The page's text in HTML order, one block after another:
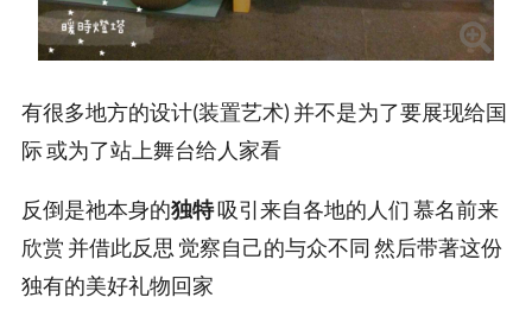
有很多地方的设计(装置艺术) 并不是为了要展现给国
际 或为了站上舞台给人家看
反倒是祂本身的独特吸引来自各地的人们 慕名前来
欣赏 并借此反思 觉察自己的与众不同 然后带著这份
独有的美好礼物回家